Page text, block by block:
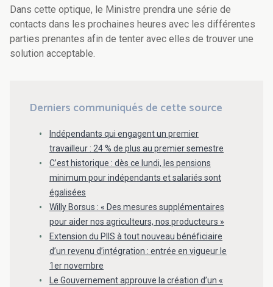
Dans cette optique, le Ministre prendra une série de
contacts dans les prochaines heures avec les différentes
parties prenantes afin de tenter avec elles de trouver une
solution acceptable.
Derniers communiqués de cette source
Indépendants qui engagent un premier
travailleur : 24 % de plus au premier semestre
C’est historique : dès ce lundi, les pensions
minimum pour indépendants et salariés sont
égalisées
Willy Borsus : « Des mesures supplémentaires
pour aider nos agriculteurs, nos producteurs »
Extension du PIIS à tout nouveau bénéficiaire
d’un revenu d’intégration : entrée en vigueur le
1er novembre
Le Gouvernement approuve la création d’un «